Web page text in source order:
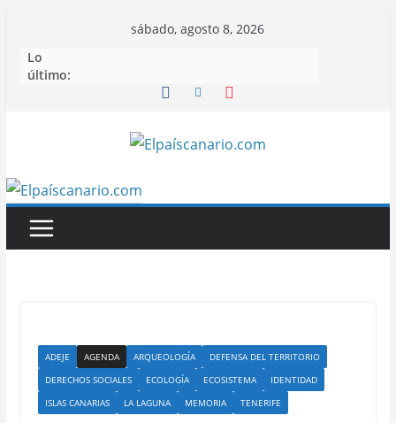
contenido
sábado, agosto 8, 2026
Lo
último:
ADEJE AGENDA ARQUEOLOGÍA
DEFENSA DEL TERRITORIO
DERECHOS SOCIALES
ECOLOGÍA ECOSISTEMA
IDENTIDAD
ISLAS CANARIAS
LA LAGUNA MEMORIA TENERIFE